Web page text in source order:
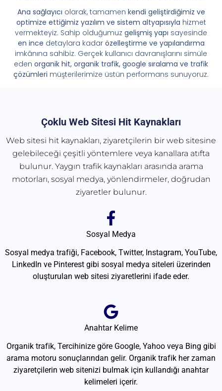
Ana sağlayıcı olarak, tamamen kendi geliştirdiğimiz ve
optimize ettiğimiz yazılım ve sistem altyapısıyla hizmet
vermekteyiz. Sahip olduğumuz gelişmiş yapı sayesinde
en ince detaylara kadar özelleştirme ve yapılandırma
imkânına sahibiz. Gerçek kullanıcı davranışlarını simüle
eden organik hit, organik trafik, google sıralama ve trafik
çözümleri müşterilerimize üstün performans sunuyoruz.
Çoklu Web Sitesi Hit Kaynakları
Web sitesi hit kaynakları, ziyaretçilerin bir web sitesine
gelebileceği çeşitli yöntemlere veya kanallara atıfta
bulunur. Yaygın trafik kaynakları arasında arama
motorları, sosyal medya, yönlendirmeler, doğrudan
ziyaretler bulunur.
Sosyal Medya
Sosyal medya trafiği, Facebook, Twitter, Instagram, YouTube,
LinkedIn ve Pinterest gibi sosyal medya siteleri üzerinden
oluşturulan web sitesi ziyaretlerini ifade eder.
Anahtar Kelime
Organik trafik, Tercihinize göre Google, Yahoo veya Bing gibi
arama motoru sonuçlarından gelir. Organik trafik her zaman
ziyaretçilerin web sitenizi bulmak için kullandığı anahtar
kelimeleri içerir.